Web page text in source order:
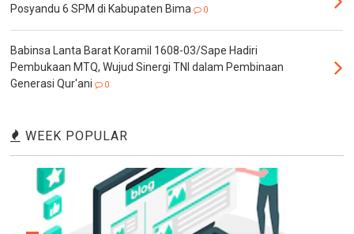
Posyandu 6 SPM di Kabupaten Bima
0
Babinsa Lanta Barat Koramil 1608-03/Sape Hadiri
Pembukaan MTQ, Wujud Sinergi TNI dalam Pembinaan
Generasi Qur'ani
0
WEEK POPULAR